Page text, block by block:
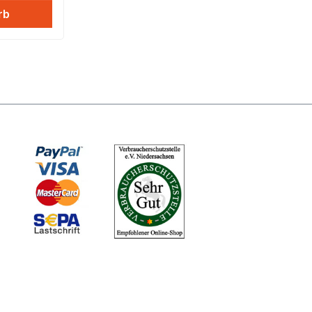
von 38-
darauf